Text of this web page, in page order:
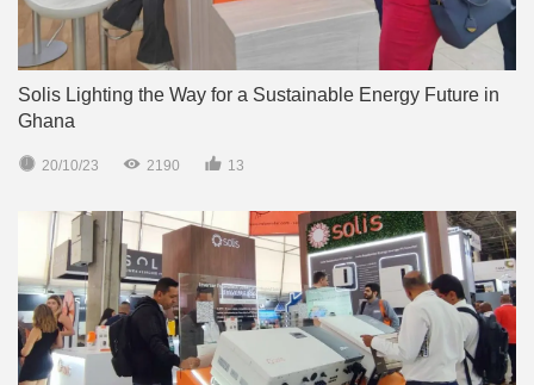
Solis Lighting the Way for a Sustainable Energy Future in
Ghana
 20/10/23  2190  13